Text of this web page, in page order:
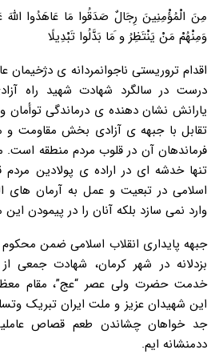
مِنَ الْمُؤْمِنِینَ رِجَالٌ صَدَقُوا مَا عَاهَدُوا
وَمِنْهُمْ مَنْ یَنْتَظِرُ و َمَا بَدَّلُوا تَبْدِیلًا
اقدام تروریستی ناجوانمردانه ی دژخیمان
درست در سالگرد شهادت شهید راه
یارانش نشان دهنده ی درماندگی توأمان
تقابل با جبهه ی آزادی بخش مقاومت و
فرماندهان آن در قلوب مردم منطقه است.
تنها خدشه ای در اراده ی پولادین مردم
اسلامی در تبعیت و عمل به آرمان های
وارد نمی سازد بلکه آنان را در پیمودن
جبهه پایداری انقلاب اسلامی ضمن
بزدلانه در شهر کرمان، شهادت جمعی از
خدمت حضرت ولی عصر “عج”، مقام معظم
این شهیدان عزیز و ملت ایران تبریک
جد خواهان چشاندن طعم قصاص
ددمنشانه ایم.